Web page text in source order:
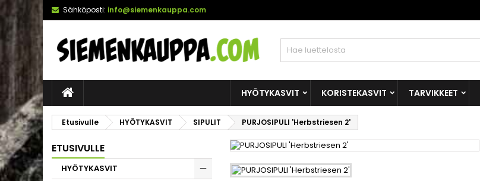
Sähköposti: info@siemenkauppa.com
HYÖTYKASVIT KORISTEKASVIT TARVIKKEET
Etusivulle HYÖTYKASVIT SIPULIT PURJOSIPULI 'Herbstriesen 2'
ETUSIVULLE
HYÖTYKASVIT